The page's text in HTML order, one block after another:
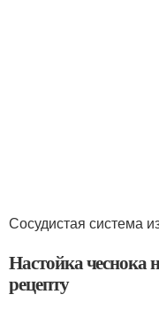
Сосудистая система
Настойка чеснока
рецепту